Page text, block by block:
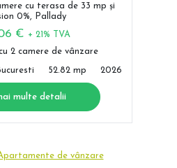
cu terasa de 33 mp și
0%, Pallady
€ + 21% TVA
2 camere de vânzare
52.82 mp 2026
multe detalii
de vânzare